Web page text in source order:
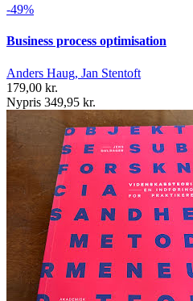
-49%
Business process optimisation
Anders Haug, Jan Stentoft
179,00 kr.
Nypris 349,95 kr.